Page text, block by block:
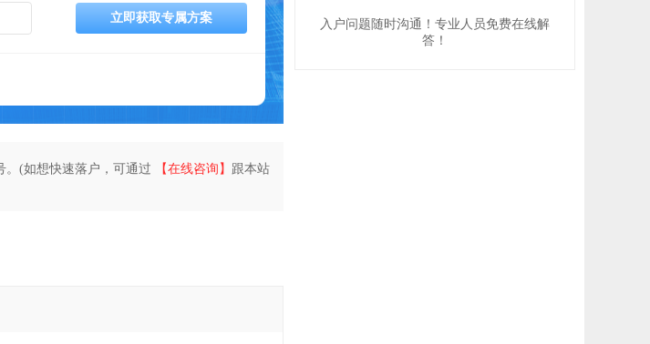
立即获取专属方案
。(如想快速落户，可通过 【在线咨询】 跟本站
入户问题随时沟通！专业人员免费在线解
答！